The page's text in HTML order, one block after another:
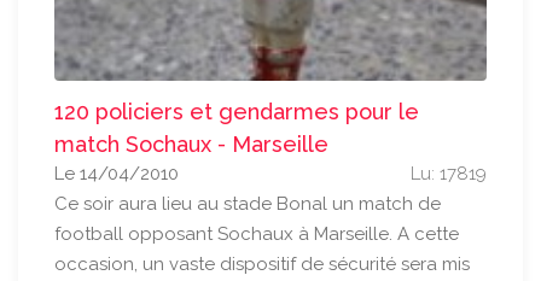
120 policiers et gendarmes pour le
match Sochaux - Marseille
Lu: 17819
Le 14/04/2010
Ce soir aura lieu au stade Bonal un match de
football opposant Sochaux à Marseille. A cette
occasion, un vaste dispositif de sécurité sera mis